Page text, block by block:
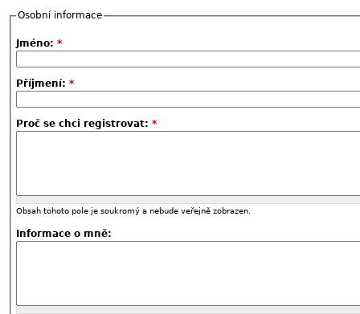
Osobní informace
Jméno: *
Příjmení: *
Proč se chci registrovat: *
Obsah tohoto pole je soukromý a nebude veřejně zobrazen.
Informace o mně: